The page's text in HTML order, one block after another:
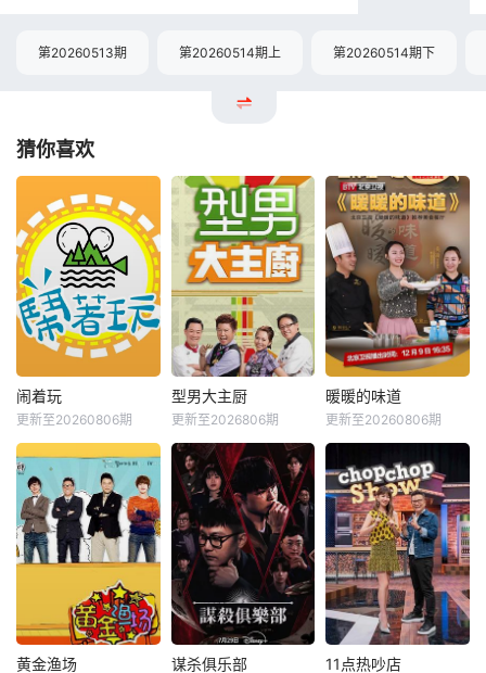
第20260513期 第20260514期上 第20260514期下
猜你喜欢
闹着玩
更新至20260806期
型男大主厨
更新至2026806期
暖暖的味道
更新至20260806期
黄金渔场 谋杀俱乐部 11点热吵店